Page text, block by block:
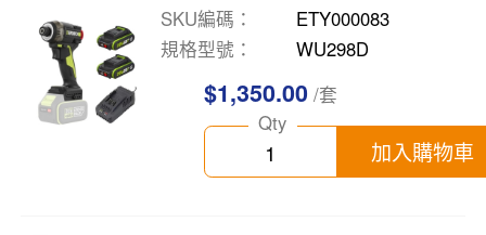
SKU編碼
ETY000083
規格型號
WU298D
$1,350.00 /套
Qty
加入購物車